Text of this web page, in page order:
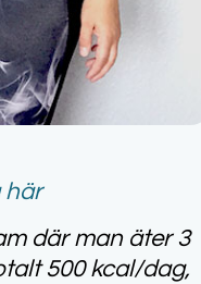
här
där man äter 3
500 kcal/dag,